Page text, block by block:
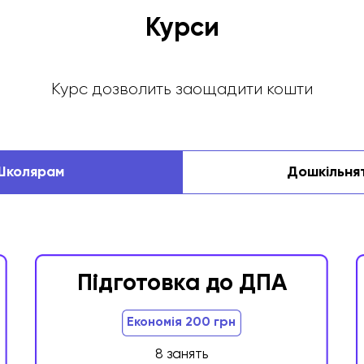
мова
Розвиток
та навички письма
ефективно читати та
запам'ятовувати більше
350 грн/45
350 грн/45 хв
заняття 100 грн Перше заняття 100 грн
Курси
Курс дозволить заощадити кошти
Підготовка до ДПА
Економія 200 грн
8 занять